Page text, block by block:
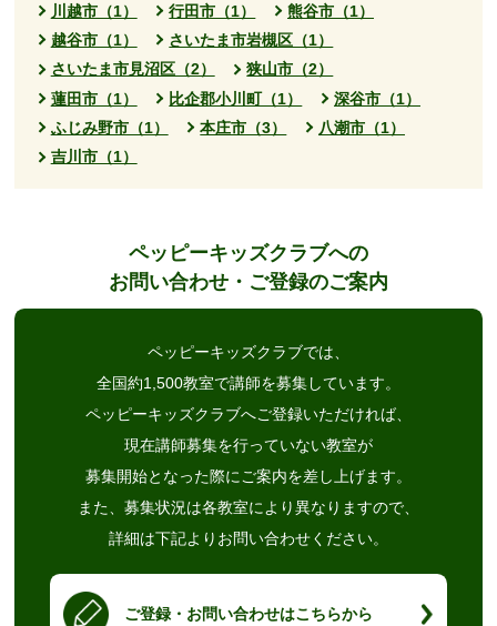
川越市（1）
行田市（1）
熊谷市（1）
越谷市（1）
さいたま市岩槻区（1）
さいたま市見沼区（2）
狭山市（2）
蓮田市（1）
比企郡小川町（1）
深谷市（1）
ふじみ野市（1）
本庄市（3）
八潮市（1）
吉川市（1）
ペッピーキッズクラブへの
お問い合わせ・ご登録のご案内
ペッピーキッズクラブでは、
全国約1,500教室で講師を募集しています。
ペッピーキッズクラブへご登録いただければ、
現在講師募集を行っていない教室が
募集開始となった際にご案内を差し上げます。
また、募集状況は各教室により異なりますので、
詳細は下記よりお問い合わせください。
ご登録・お問い合わせはこちらから